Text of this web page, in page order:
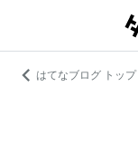
はてなブログ トップ